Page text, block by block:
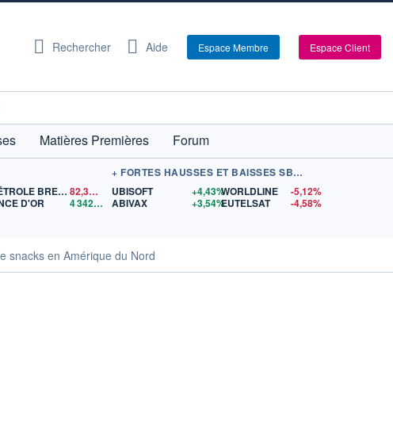
Rechercher Aide Espace Membre Espace Client
Matières Premières
Forum
PÉTROLE BRENT 82,35$US
D'OR
4 342,26 $US
+ FORTES HAUSSES ET BAISSES SBF 120
UBISOFT
+4,43%
ABIVAX
+3,54%
WORLDLINE
-5,12%
EUTELSAT
-4,58%
snacks en Amérique du Nord